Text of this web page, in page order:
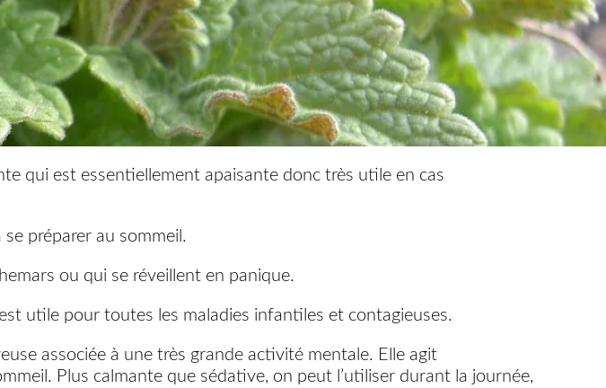
qui est essentiellement apaisante donc très utile en cas
préparer au sommeil.
ou qui se réveillent en panique.
utile pour toutes les maladies infantiles et contagieuses.
associée à une très grande activité mentale. Elle agit
Plus calmante que sédative, on peut l’utiliser durant la journée,